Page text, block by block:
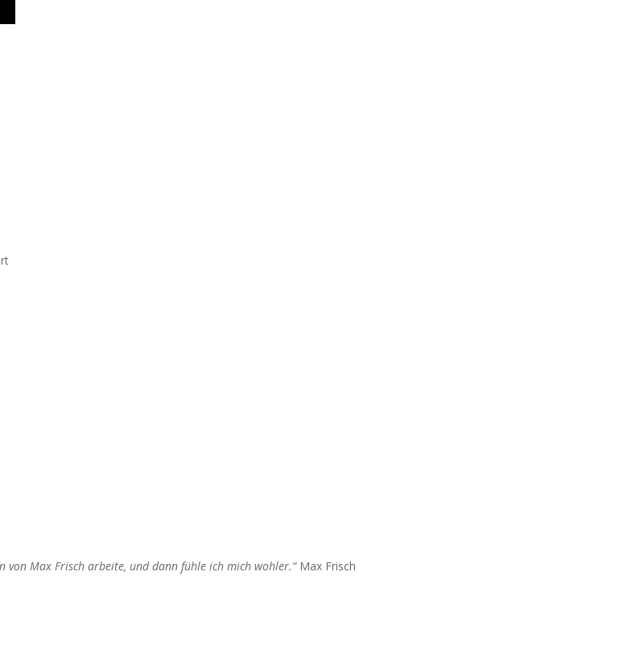
von Max Frisch arbeite, und dann fühle ich mich wohler.“Max Frisch